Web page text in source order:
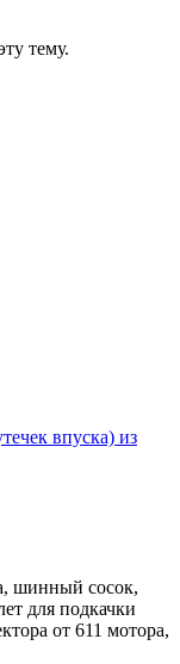
тему.
впуска) из
шинный сосок,
для подкачки
от 611 мотора,